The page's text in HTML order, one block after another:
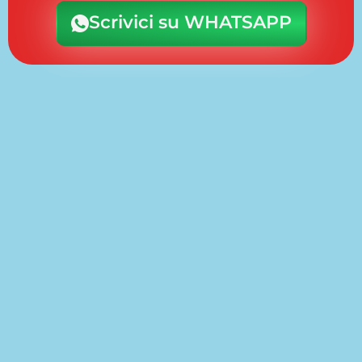
Scrivici su WHATSAPP